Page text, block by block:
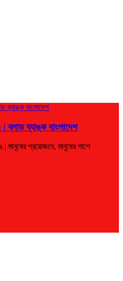
ব্যাঙ্ক বাংলাদেশ
প্রয়োজনে, মানুষের পাশে